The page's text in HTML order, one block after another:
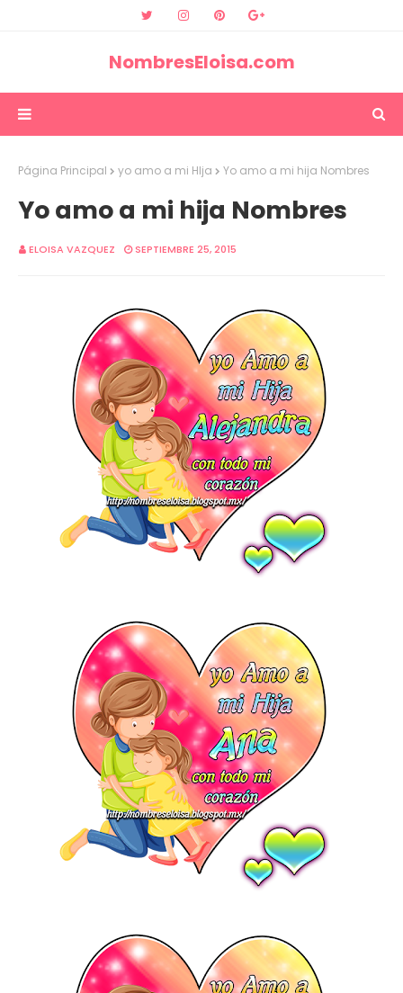
NombresEloisa.com
Página Principal yo amo a mi HIja Yo amo a mi hija Nombres
Yo amo a mi hija Nombres
ELOISA VAZQUEZ SEPTIEMBRE 25, 2015